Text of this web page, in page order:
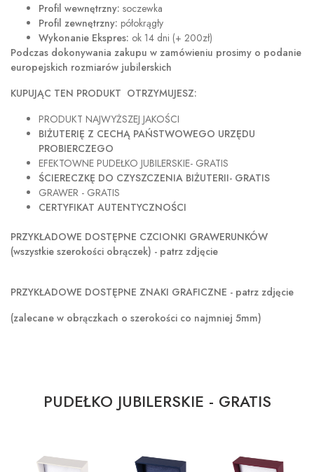
Profil wewnętrzny: soczewka
Profil zewnętrzny: półokrągły
Wykonanie Ekspres: ok 14 dni (+ 200zł)
Podczas dokonywania zakupu w zamówieniu prosimy o podanie
europejskich rozmiarów jubilerskich
KUPUJĄC TEN PRODUKT OTRZYMUJESZ:
PRODUKT NAJWYŻSZEJ JAKOŚCI
BIŻUTERIĘ Z CECHĄ PAŃSTWOWEGO URZĘDU
PROBIERCZEGO
EFEKTOWNE PUDEŁKO JUBILERSKIE- GRATIS
ŚCIERECZKĘ DO CZYSZCZENIA BIŻUTERII- GRATIS
GRAWER - GRATIS
CERTYFIKAT AUTENTYCZNOŚCI
PRZYKŁADOWE DOSTĘPNE CZCIONKI GRAWERUNKÓW
(wszystkie szerokości obrączek) - patrz zdjęcie
PRZYKŁADOWE DOSTĘPNE ZNAKI GRAFICZNE - patrz zdjęcie
(zalecane w obrączkach o szerokości co najmniej 5mm)
PUDEŁKO JUBILERSKIE - GRATIS